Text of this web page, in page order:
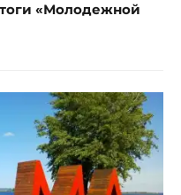
«Молодежной